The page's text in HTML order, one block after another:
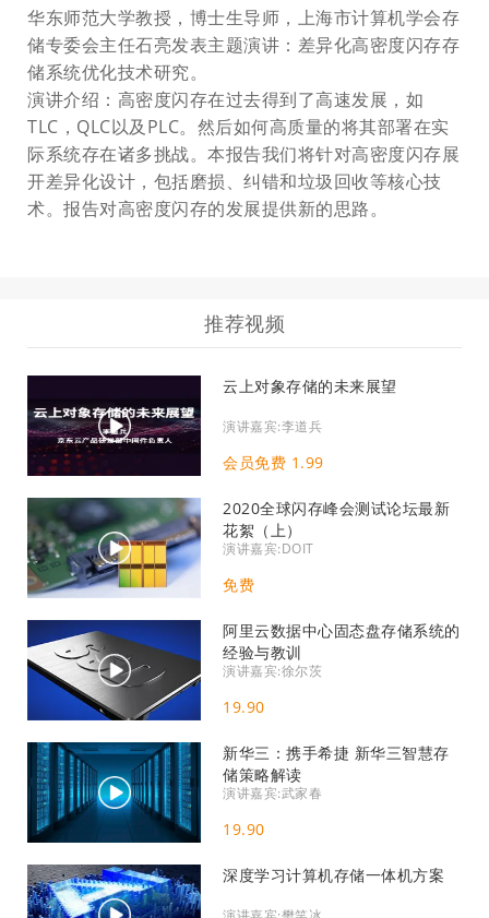
华东师范大学教授，博士生导师，上海市计算机学会存
储专委会主任石亮发表主题演讲：差异化高密度闪存存
储系统优化技术研究。
演讲介绍：高密度闪存在过去得到了高速发展，如
TLC，QLC以及PLC。然后如何高质量的将其部署在实
际系统存在诸多挑战。本报告我们将针对高密度闪存展
开差异化设计，包括磨损、纠错和垃圾回收等核心技
术。报告对高密度闪存的发展提供新的思路。
推荐视频
云上对象存储的未来展望
演讲嘉宾:李道兵
会员免费 1.99
2020全球闪存峰会测试论坛最新
花絮（上）​
演讲嘉宾:DOIT
免费
阿里云数据中心固态盘存储系统的
经验与教训
演讲嘉宾:徐尔茨
19.90
新华三：携手希捷 新华三智慧存
储策略解读
演讲嘉宾:武家春
19.90
深度学习计算机存储一体机方案